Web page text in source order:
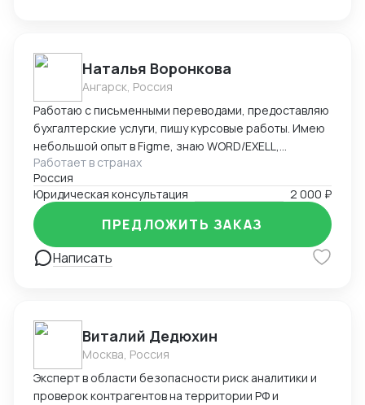
Наталья Воронкова
Ангарск, Россия
Работаю с письменными переводами, предоставляю
бухгалтерские услуги, пишу курсовые работы. Имею
небольшой опыт в Figme, знаю WORD/EXELL,
составляю и редактирую таблицы. Рассматриваю
подработку, рассмотрю Ваши варианты.
Работает в странах
Россия
Юридическая консультация
2 000 ₽
Написать
ПРЕДЛОЖИТЬ ЗАКАЗ
Виталий Дедюхин
Москва, Россия
Эксперт в области безопасности риск аналитики и
проверок контрагентов на территории РФ и